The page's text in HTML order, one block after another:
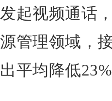
发起视频通话
源管理领域，
出平均降低